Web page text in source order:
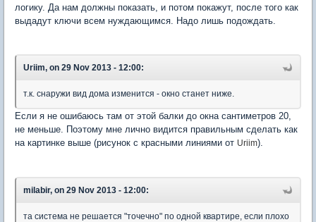
логику. Да нам должны показать, и потом покажут, после того как
выдадут ключи всем нуждающимся. Надо лишь подождать.
Uriim, on 29 Nov 2013 - 12:00:
т.к. снаружи вид дома изменится - окно станет ниже.
Если я не ошибаюсь там от этой балки до окна сантиметров 20,
не меньше. Поэтому мне лично видится правильным сделать как
на картинке выше (рисунок с красными линиями от Uriim).
milabir, on 29 Nov 2013 - 12:00:
та система не решается "точечно" по одной квартире, если плохо